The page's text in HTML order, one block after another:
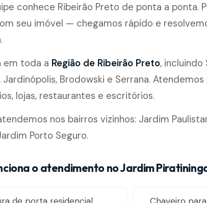
conhece Ribeirão Preto de ponta a ponta.
seu imóvel — chegamos rápido e
em toda a Região de Ribeirão Preto, incluindo
Jardinópolis, Brodowski e Serrana.
lojas, restaurantes e escritórios.
nos bairros vizinhos: Jardim
Porto Seguro.
o atendimento no Jardim